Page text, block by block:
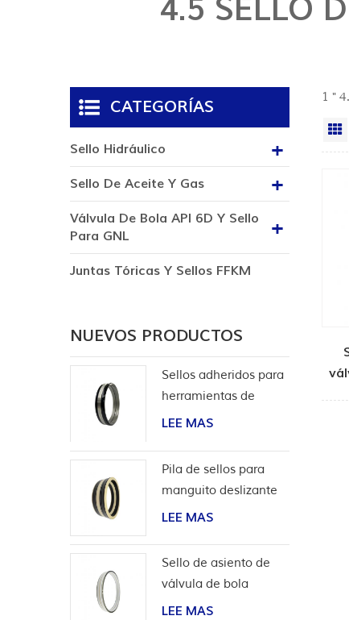
4.5 SELLO
1 "
CATEGORÍAS
Sello Hidráulico
Sello De Aceite Y Gas
Válvula De Bola API 6D Y Sello
Para GNL
Juntas Tóricas Y Sellos FFKM
NUEVOS PRODUCTOS
Sellos adheridos para
herramientas de
terminación
LEE MAS
Pila de sellos para
manguito deslizante
de herramientas de
LEE MAS
Sello de asiento de
válvula de bola
bidireccional de alta
LEE MAS